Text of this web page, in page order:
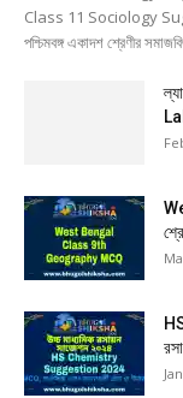
Class 11 Sociology
পশ্চিমবঙ্গ একাদশ শ্রেণীর